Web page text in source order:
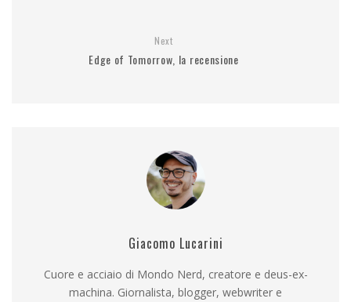
Next
Edge of Tomorrow, la recensione
Giacomo Lucarini
Cuore e acciaio di Mondo Nerd, creatore e deus-ex-
machina. Giornalista, blogger, webwriter e